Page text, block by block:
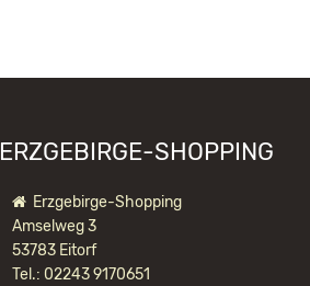
ERZGEBIRGE-SHOPPING
Erzgebirge-Shopping
Amselweg 3
53783 Eitorf
Tel.: 02243 9170651